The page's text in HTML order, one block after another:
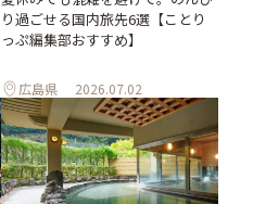
り過ごせる国内旅先6選【ことり
っぷ編集部おすすめ】
広島県 2026.07.02